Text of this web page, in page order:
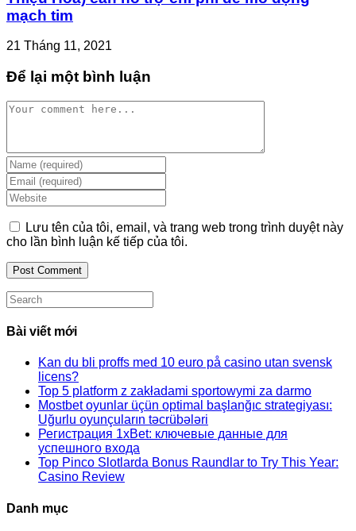
mạch tim
21 Tháng 11, 2021
Để lại một bình luận
Comment
Enter
your
name
or
username
to
comment
Enter
your
email
address
to
comment
Enter
your
website
URL
Lưu tên của tôi, email, và trang web trong trình duyệt này
cho lần bình luận kế tiếp của tôi.
Search
this
website
Bài viết mới
Kan du bli proffs med 10 euro på casino utan svensk
licens?
Top 5 platform z zakładami sportowymi za darmo
Mostbet oyunlar üçün optimal başlanğıc strategiyası:
Uğurlu oyunçuların təcrübələri
Регистрация 1xBet: ключевые данные для
успешного входа
Top Pinco Slotlarda Bonus Raundlar to Try This Year:
Casino Review
Danh mục